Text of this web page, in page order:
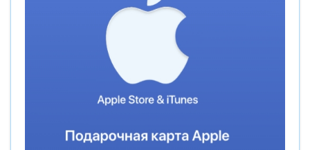
«ВНЕШПРОМБАНК»
«БАНК ГЛОБЭКС»
«СОВКОМБАНК»